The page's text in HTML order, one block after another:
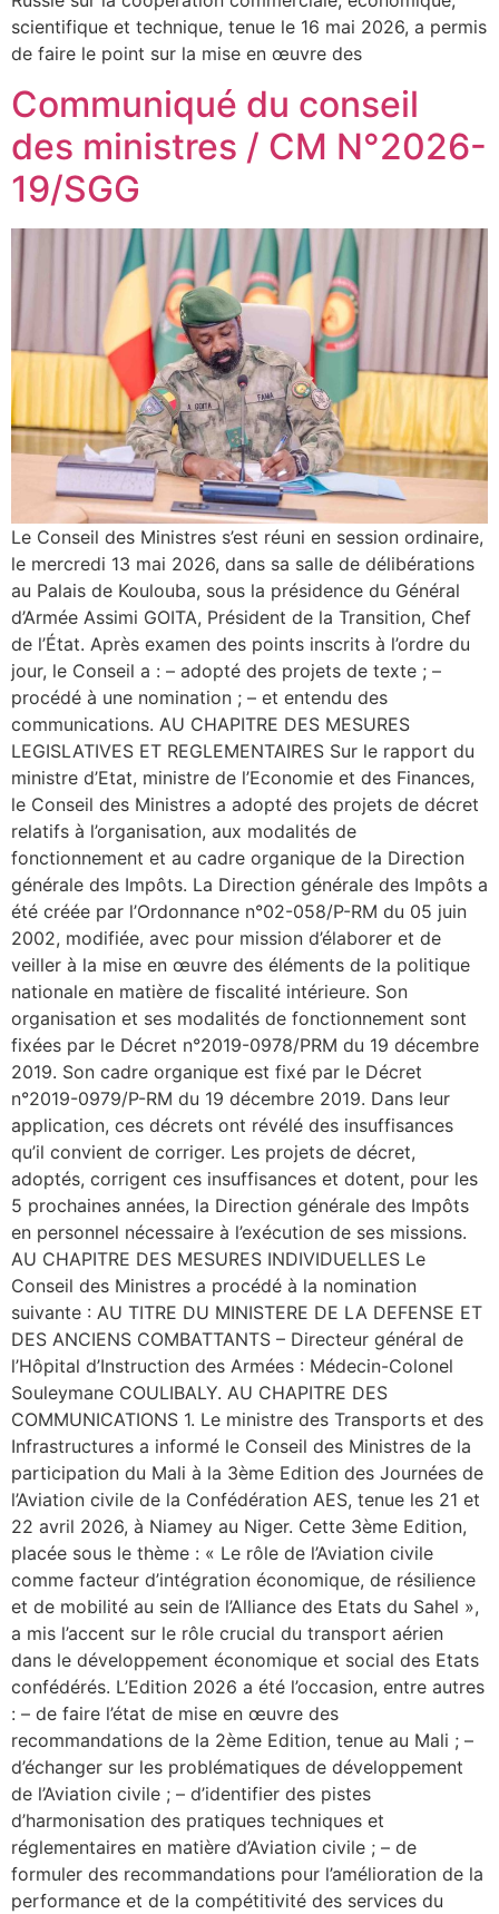
scientifique et technique, tenue le 16 mai 2026, a permis
de faire le point sur la mise en œuvre des
Communiqué du conseil
des ministres / CM N°2026-
19/SGG
Le Conseil des Ministres s’est réuni en session ordinaire,
le mercredi 13 mai 2026, dans sa salle de délibérations
au Palais de Koulouba, sous la présidence du Général
d’Armée Assimi GOITA, Président de la Transition, Chef
de l’État. Après examen des points inscrits à l’ordre du
jour, le Conseil a : – adopté des projets de texte ; –
procédé à une nomination ; – et entendu des
communications. AU CHAPITRE DES MESURES
LEGISLATIVES ET REGLEMENTAIRES Sur le rapport du
ministre d’Etat, ministre de l’Economie et des Finances,
le Conseil des Ministres a adopté des projets de décret
relatifs à l’organisation, aux modalités de
fonctionnement et au cadre organique de la Direction
générale des Impôts. La Direction générale des Impôts a
été créée par l’Ordonnance n°02-058/P-RM du 05 juin
2002, modifiée, avec pour mission d’élaborer et de
veiller à la mise en œuvre des éléments de la politique
nationale en matière de fiscalité intérieure. Son
organisation et ses modalités de fonctionnement sont
fixées par le Décret n°2019-0978/PRM du 19 décembre
2019. Son cadre organique est fixé par le Décret
n°2019-0979/P-RM du 19 décembre 2019. Dans leur
application, ces décrets ont révélé des insuffisances
qu’il convient de corriger. Les projets de décret,
adoptés, corrigent ces insuffisances et dotent, pour les
5 prochaines années, la Direction générale des Impôts
en personnel nécessaire à l’exécution de ses missions.
AU CHAPITRE DES MESURES INDIVIDUELLES Le
Conseil des Ministres a procédé à la nomination
suivante : AU TITRE DU MINISTERE DE LA DEFENSE ET
DES ANCIENS COMBATTANTS – Directeur général de
l’Hôpital d’Instruction des Armées : Médecin-Colonel
Souleymane COULIBALY. AU CHAPITRE DES
COMMUNICATIONS 1. Le ministre des Transports et des
Infrastructures a informé le Conseil des Ministres de la
participation du Mali à la 3ème Edition des Journées de
l’Aviation civile de la Confédération AES, tenue les 21 et
22 avril 2026, à Niamey au Niger. Cette 3ème Edition,
placée sous le thème : « Le rôle de l’Aviation civile
comme facteur d’intégration économique, de résilience
et de mobilité au sein de l’Alliance des Etats du Sahel »,
a mis l’accent sur le rôle crucial du transport aérien
dans le développement économique et social des Etats
confédérés. L’Edition 2026 a été l’occasion, entre autres
: – de faire l’état de mise en œuvre des
recommandations de la 2ème Edition, tenue au Mali ; –
d’échanger sur les problématiques de développement
de l’Aviation civile ; – d’identifier des pistes
d’harmonisation des pratiques techniques et
réglementaires en matière d’Aviation civile ; – de
formuler des recommandations pour l’amélioration de la
performance et de la compétitivité des services du